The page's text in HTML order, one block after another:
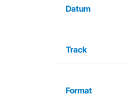
Datum
Track
Format